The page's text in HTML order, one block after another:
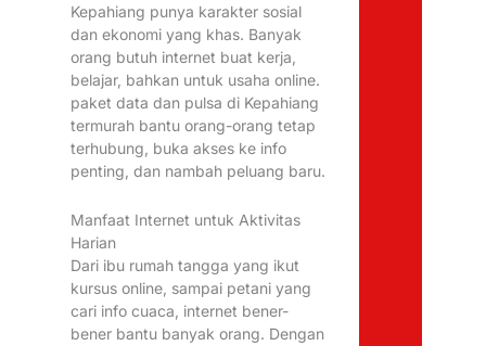
Kepahiang punya karakter sosial
dan ekonomi yang khas. Banyak
orang butuh internet buat kerja,
belajar, bahkan untuk usaha online.
paket data dan pulsa di Kepahiang
termurah bantu orang-orang tetap
terhubung, buka akses ke info
penting, dan nambah peluang baru.
Manfaat Internet untuk Aktivitas
Harian
Dari ibu rumah tangga yang ikut
kursus online, sampai petani yang
cari info cuaca, internet bener-
bener bantu banyak orang. Dengan